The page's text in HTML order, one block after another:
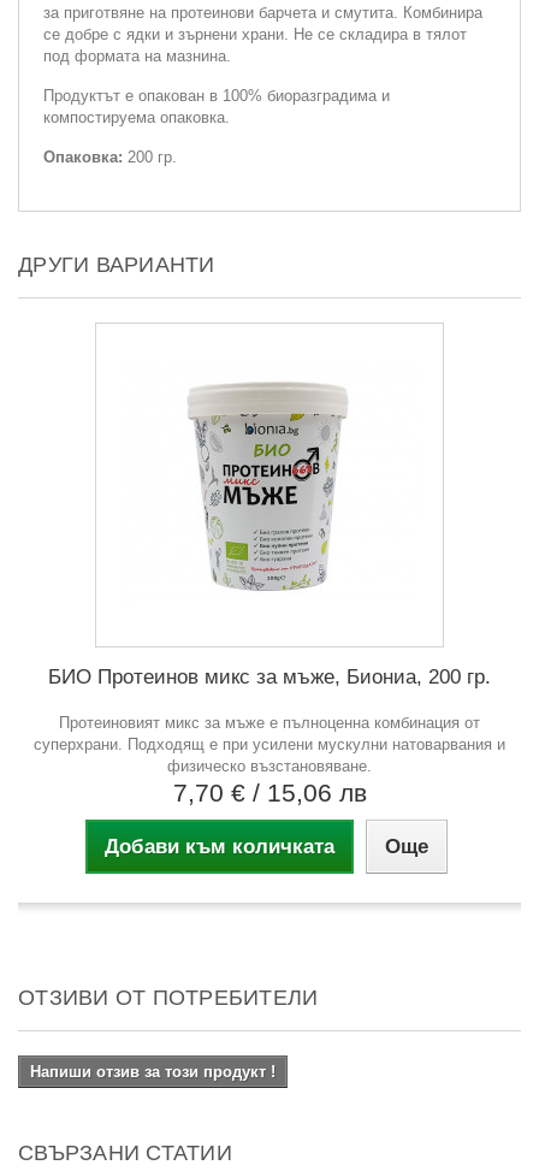
за приготвяне на протеинови барчета и смутита. Комбинира
се добре с ядки и зърнени храни. Не се складира в тялот
под формата на мазнина.
Продуктът е опакован в 100% биоразградима и
компостируема опаковка.
Опаковка: 200 гр.
ДРУГИ ВАРИАНТИ
БИО Протеинов микс за мъже, Биониа, 200 гр.
Протеиновият микс за мъже е пълноценна комбинация от
суперхрани. Подходящ е при усилени мускулни натоварвания и
физическо възстановяване.
7,70 € / 15,06 лв
Добави към количката Още
ОТЗИВИ ОТ ПОТРЕБИТЕЛИ
Напиши отзив за този продукт !
СВЪРЗАНИ СТАТИИ